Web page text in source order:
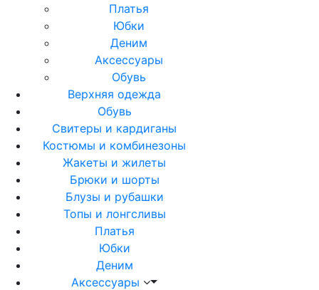
Платья
Юбки
Деним
Аксессуары
Обувь
Верхняя одежда
Обувь
Свитеры и кардиганы
Костюмы и комбинезоны
Жакеты и жилеты
Брюки и шорты
Блузы и рубашки
Топы и лонгсливы
Платья
Юбки
Деним
Аксессуары